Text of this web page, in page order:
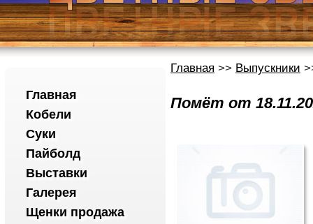
Главная
Кобели
Суки
Пайболд
Выставки
Галерея
Щенки продажа
Главная >> Выпускники
Помёт от